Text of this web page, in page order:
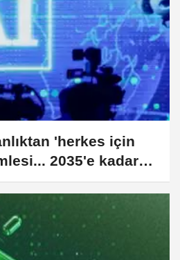
'herkes için
2035'e kadar
katkı